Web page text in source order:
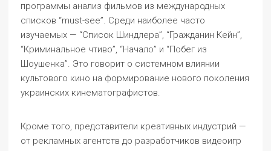
программы анализ фильмов из международных
списков “must-see”. Среди наиболее часто
изучаемых — “Список Шиндлера”, “Гражданин Кейн”,
“Криминальное чтиво”, “Начало” и “Побег из
Шоушенка”. Это говорит о системном влиянии
культового кино на формирование нового поколения
украинских кинематографистов.
Кроме того, представители креативных индустрий —
от рекламных агентств до разработчиков видеоигр